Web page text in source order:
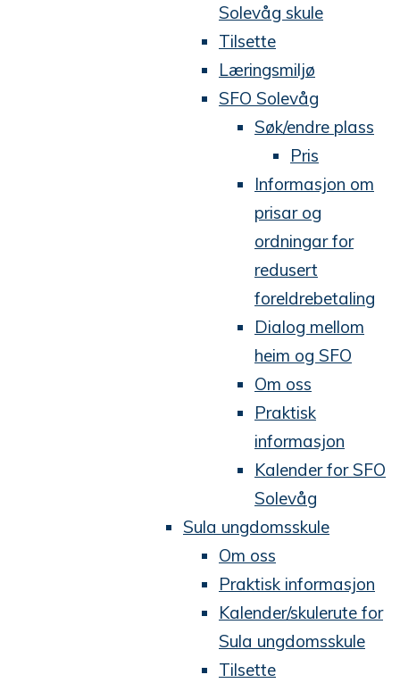
Solevåg skule
Tilsette
Læringsmiljø
SFO Solevåg
Søk/endre plass
Pris
Informasjon om
prisar og
ordningar for
redusert
foreldrebetaling
Dialog mellom
heim og SFO
Om oss
Praktisk
informasjon
Kalender for SFO
Solevåg
Sula ungdomsskule
Om oss
Praktisk informasjon
Kalender/skulerute for
Sula ungdomsskule
Tilsette